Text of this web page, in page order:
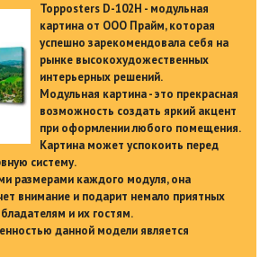
Topposters D-102H - модульная
картина от ООО Прайм, которая
успешно зарекомендовала себя на
рынке высокохудожественных
интерьерных решений.
Модульная картина - это прекрасная
возможность создать яркий акцент
при оформлении любого помещения.
Картина может успокоить перед
систему.
размерами каждого модуля, она
внимание и подарит немало приятных
и их гостям.
данной модели является